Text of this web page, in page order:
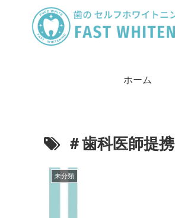
ホーム
＃歯科医師提携
未分類